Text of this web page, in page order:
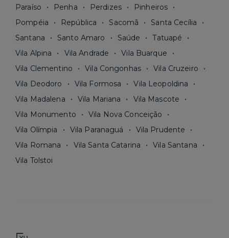
Paraíso
Penha Perdizes
Pinheiros
Pompéia
República Sacomã
Santa Cecília
Santana
Santo Amaro Saúde
Tatuapé
Vila Alpina
Vila Andrade
Vila Buarque
Vila Clementino
Vila Congonhas
Vila Cruzeiro
Vila Deodoro
Vila Formosa
Vila Leopoldina
Vila Madalena
Vila Mariana
Vila Mascote
Vila Monumento
Vila Nova Conceição
Vila Olímpia
Vila Paranaguá
Vila Prudente
Vila Romana
Vila Santa Catarina
Vila Santana
Vila Tolstoi